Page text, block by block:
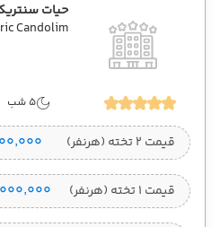
حیات
Candolim
5 شب
قیمت 2 تخته (هرنفر) ۳۰٬۰۰۰٬۰۰۰
قیمت 1 تخته (هرنفر) ۳۰٬۰۰۰٬۰۰۰ تومان +